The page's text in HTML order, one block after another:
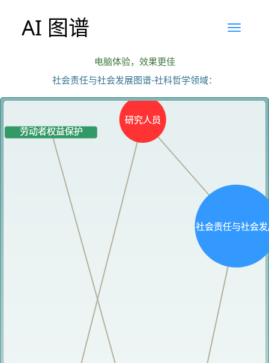
AI 图谱
电脑体验，效果更佳
社会责任与社会发展图谱-社科哲学领域：